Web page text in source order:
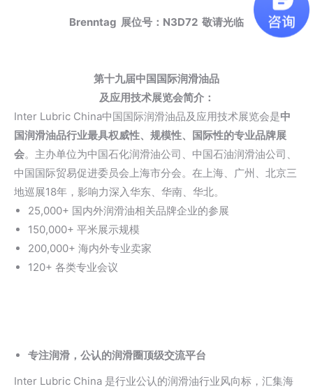
Brenntag 展位号： N3D72 敬请光临
第十九届中国国际润滑油品
及应用技术展览会简介：
Inter Lubric China中国国际润滑油品及应用技术展览会是中
国润滑油品行业最具权威性、规模性、国际性的专业品牌展
会。主办单位为中国石化润滑油公司、中国石油润滑油公司、
中国国际贸易促进委员会上海市分会。在上海、广州、北京三
地巡展18年，影响力深入华东、华南、华北。
25,000+ 国内外润滑油相关品牌企业的参展
150,000+ 平米展示规模
200,000+ 海内外专业卖家
120+ 各类专业会议
专注润滑，公认的润滑圈顶级交流平台
Inter Lubric China 是行业公认的润滑油行业风向标，汇集海